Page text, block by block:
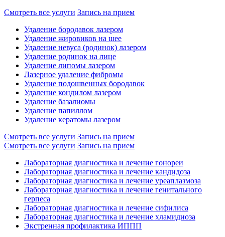
Смотреть все услуги Запись на прием
Удаление бородавок лазером
Удаление жировиков на шее
Удаление невуса (родинок) лазером
Удаление родинок на лице
Удаление липомы лазером
Лазерное удаление фибромы
Удаление подошвенных бородавок
Удаление кондилом лазером
Удаление базалиомы
Удаление папиллом
Удаление кератомы лазером
Смотреть все услуги Запись на прием
Смотреть все услуги Запись на прием
Лабораторная диагностика и лечение гонореи
Лабораторная диагностика и лечение кандидоза
Лабораторная диагностика и лечение уреаплазмоза
Лабораторная диагностика и лечение генитального
герпеса
Лабораторная диагностика и лечение сифилиса
Лабораторная диагностика и лечение хламидиоза
Экстренная профилактика ИППП